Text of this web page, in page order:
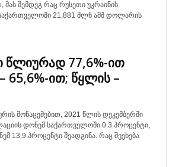
შემდეგ რაც რუსეთი უკრაინის
21,881 მლნ აშშ დოლარის
წლიურად 77,6%-ით
65,6%-ით; წყლის –
მონაცემებით, 2021 წლის დეკემბერში
დონემ საქართველოში 0.3 პროცენტი,
პროცენტი შეადგინა. რაც შეეხება